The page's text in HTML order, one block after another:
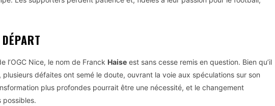
l’OGC Nice, le nom de Franck Haise est sans cesse remis en question. Bien qu’il
défaites ont semé le doute, ouvrant la voie aux spéculations sur son
plus profondes pourrait être une nécessité, et le changement
possibles.